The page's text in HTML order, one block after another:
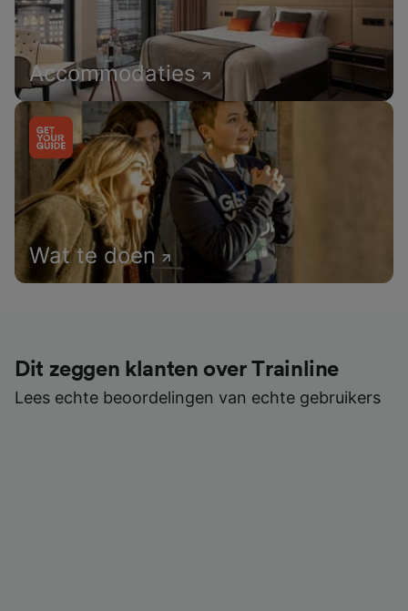
Accommodaties
Wat te doen
Dit zeggen klanten over Trainline
Lees echte beoordelingen van echte gebruikers